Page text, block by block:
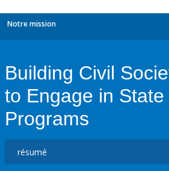
Notre mission
Building Civil
to Engage in State
Programs